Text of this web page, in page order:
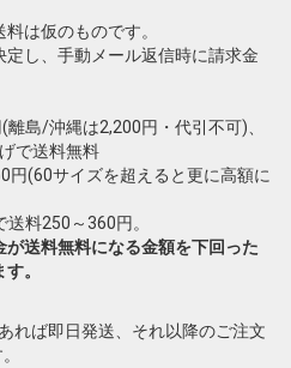
は仮のものです。
し、手動メール返信時に請求金
島/沖縄は2,200円・代引不可)、
で送料無料
円(60サイズを超えると更に高額に
料250～360円。
送料無料になる金額を下回った
。
れば即日発送、それ以降のご注文